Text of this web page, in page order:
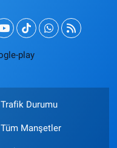
Trafik Durumu
Tüm Manşetler